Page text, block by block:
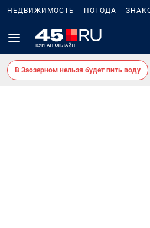
НЕДВИЖИМОСТЬ ПОГОДА
В Заозерном нельзя будет пить воду